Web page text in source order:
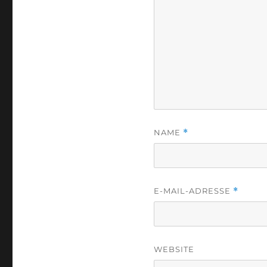
NAME *
E-MAIL-ADRESSE *
WEBSITE